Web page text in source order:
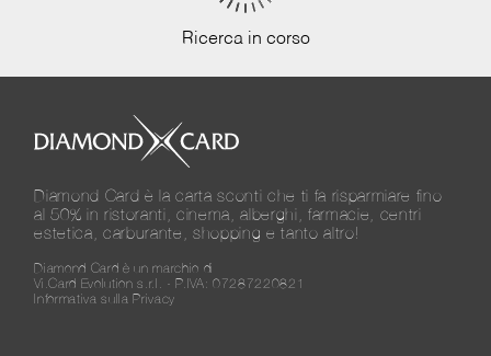
Ricerca in corso
Diamond Card è la carta sconti che ti fa risparmiare fino
al 50% in ristoranti, cinema, alberghi, farmacie, centri
estetica, carburante, shopping e tanto altro!
Diamond Card è un marchio di
Vi.Card Evolution s.r.l. - P.IVA: 07287220821
Informativa sulla Privacy